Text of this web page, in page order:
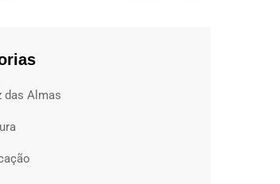
das Almas